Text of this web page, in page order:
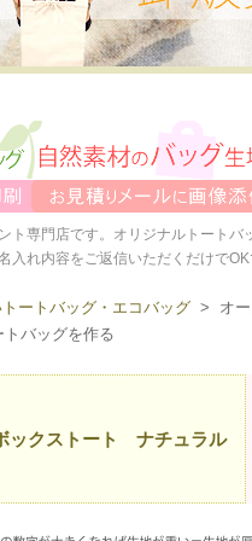
ト専門店です。オリジナルトート
れ内容をご返信いただくだけでOK
ートバッグ・エコバッグ > オー
バッグを作る
ックストート ナチュラル